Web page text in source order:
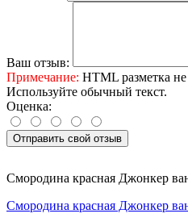
Ваш отзыв:
Примечание: HTML разметка
Используйте обычный текст.
Оценка:
Отправить свой отзыв
Смородина красная Джонкер
Смородина красная Джонкер